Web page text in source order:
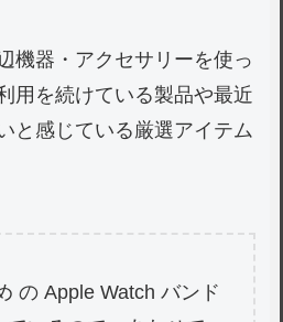
機器・アクセサリーを使っ
用を続けている製品や最近
と感じている厳選アイテム
の Apple Watch バンド